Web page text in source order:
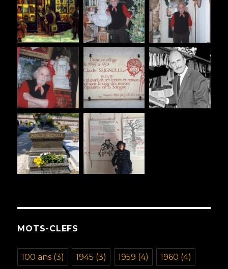
MOTS-CLEFS
100 ans (3) 1945 (3) 1959 (4) 1960 (4)